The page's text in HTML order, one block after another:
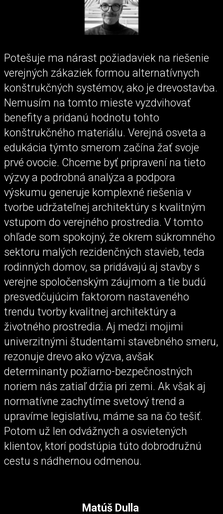
Potešuje ma nárast požiadaviek na riešenie
verejných zákaziek formou alternatívnych
konštrukčných systémov, ako je drevostavba.
Nemusím na tomto mieste vyzdvihovať
benefity a pridanú hodnotu tohto
konštrukčného materiálu. Verejná osveta a
edukácia týmto smerom začína žať svoje
prvé ovocie. Chceme byť pripravení na tieto
výzvy a podrobná analýza a podpora
výskumu generuje komplexné riešenia v
tvorbe udržateľnej architektúry s kvalitným
vstupom do verejného prostredia. V tomto
ohľade som spokojný, že okrem súkromného
sektoru malých rezidenčných stavieb, teda
rodinných domov, sa pridávajú aj stavby s
verejne spoločenským záujmom a tie budú
presvedčujúcim faktorom nastaveného
trendu tvorby kvalitnej architektúry a
životného prostredia. Aj medzi mojimi
univerzitnými študentami stavebného smeru,
rezonuje drevo ako výzva, avšak
determinanty požiarno-bezpečnostných
noriem nás zatiaľ držia pri zemi. Ak však aj
normatívne zachytíme svetový trend a
upravíme legislatívu, máme sa na čo tešiť.
Potom už len odvážnych a osvietených
klientov, ktorí podstúpia túto dobrodružnú
cestu s nádhernou odmenou.
Matúš Dulla